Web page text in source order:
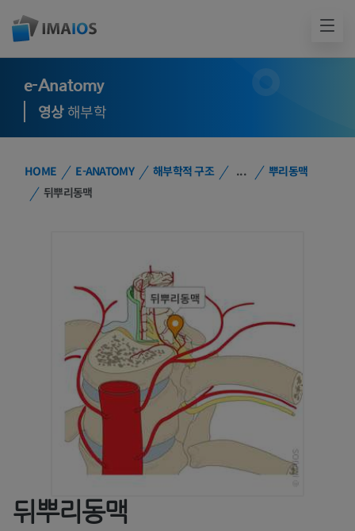
e-Anatomy
영상해부학
HOME E-ANATOMY 해부학적 구조 ...
뿌리동맥
뒤뿌리동맥
뒤뿌리동맥